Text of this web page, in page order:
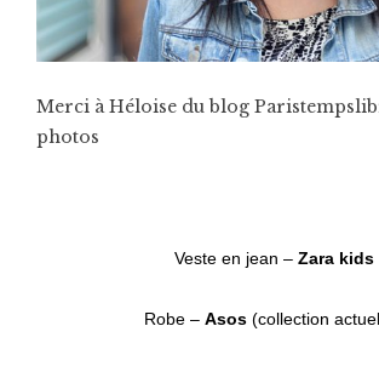
Merci à Héloise du blog
photos
Veste en jean – Zara kids
Robe – Asos(collection